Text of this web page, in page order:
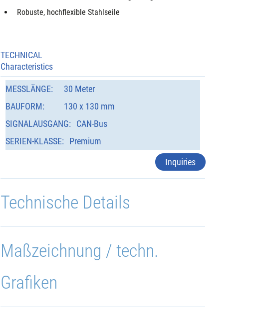
Robuste, hochflexible Stahlseile
TECHNICAL
Characteristics
MESSLÄNGE:
30 Meter
BAUFORM:
130 x 130 mm
SIGNALAUSGANG:
CAN-Bus
SERIEN-KLASSE:
Premium
Inquiries
Technische Details
Maßzeichnung / techn.
Grafiken